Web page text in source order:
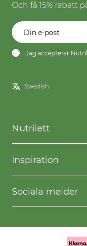
Och få 15% rabatt
Jag accepterar
Nutrilett
Kontakta oss
Frågor & svar
Frakt & returer
Köpvillkor
Inspiration
Willpower
Recept
Gå ner i vikt
Sociala meider
Facebook